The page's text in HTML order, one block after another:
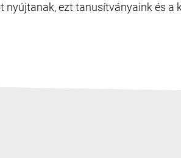
nyújtanak, ezt tanusítványaink és a